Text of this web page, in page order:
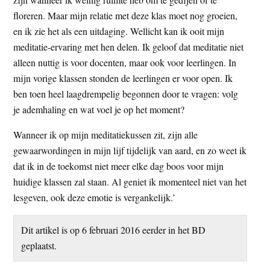
floreren. Maar mijn relatie met deze klas moet nog groeien,
en ik zie het als een uitdaging. Wellicht kan ik ooit mijn
meditatie-ervaring met hen delen. Ik geloof dat meditatie niet
alleen nuttig is voor docenten, maar ook voor leerlingen. In
mijn vorige klassen stonden de leerlingen er voor open. Ik
ben toen heel laagdrempelig begonnen door te vragen: volg
je ademhaling en wat voel je op het moment?
Wanneer ik op mijn meditatiekussen zit, zijn alle
gewaarwordingen in mijn lijf tijdelijk van aard, en zo weet ik
dat ik in de toekomst niet meer elke dag boos voor mijn
huidige klassen zal staan. Al geniet ik momenteel niet van het
lesgeven, ook deze emotie is vergankelijk.’
Dit artikel is op 6 februari 2016 eerder in het BD
geplaatst.